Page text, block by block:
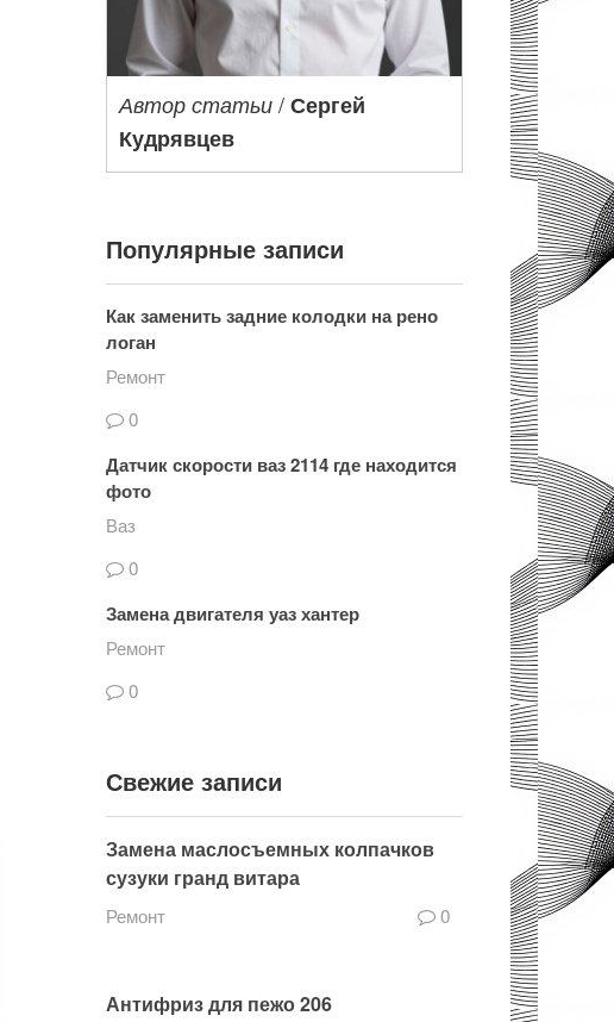
Автор статьи /Сергей
Кудрявцев
Популярные записи
Как заменить задние колодки на рено
логан
Ремонт
0
Датчик скорости ваз 2114 где находится
фото
Ваз
0
Замена двигателя уаз хантер
Ремонт
0
Свежие записи
Замена маслосъемных колпачков
сузуки гранд витара
Ремонт 0
Антифриз для пежо 206